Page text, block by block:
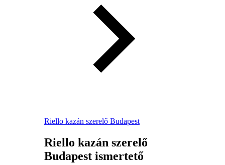
Riello kazán szerelő Budapest
Riello kazán szerelő
Budapest ismertető